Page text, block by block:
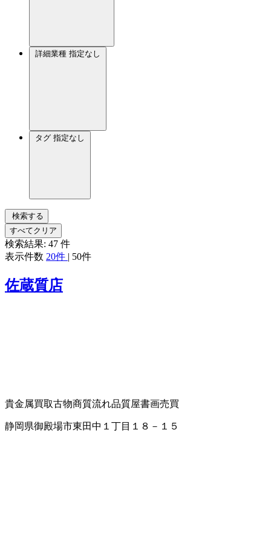
詳細業種 指定なし
タグ 指定なし
検索する
すべてクリア
検索結果: 47 件
表示件数 20件 | 50件
佐蔵質店
貴金属買取古物商質流れ品質屋書画売買
静岡県御殿場市東田中１丁目１８－１５